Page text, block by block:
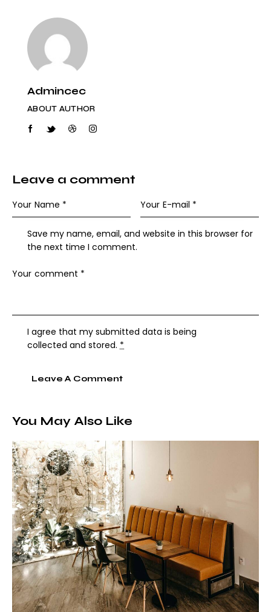
Admincec
ABOUT AUTHOR
Leave a comment
Save my name, email, and website in this browser for
the next time I comment.
I agree that my submitted data is being
collected and stored.*
You May Also Like